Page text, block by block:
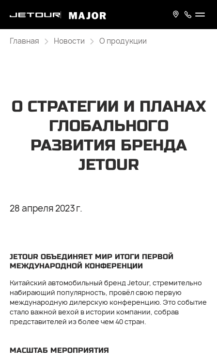
Главная Новости О продукции
О СТРАТЕГИИ И ПЛАНАХ
ГЛОБАЛЬНОГО
РАЗВИТИЯ БРЕНДА
JETOUR
28 апреля 2023 г.
JETOUR ОБЪЕДИНЯЕТ МИР ИТОГИ ПЕРВОЙ
МЕЖДУНАРОДНОЙ КОНФЕРЕНЦИИ
Китайский автомобильный бренд Jetour, стремительно
набирающий популярность, провёл свою первую
международную дилерскую конференцию. Это событие
стало важной вехой в истории компании, собрав
представителей из более чем 40 стран.
МАСШТАБ МЕРОПРИЯТИЯ